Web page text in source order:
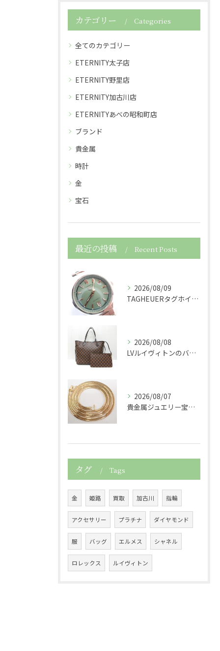
カテゴリー Categories
全てのカテゴリー
ETERNITY太子店
ETERNITY野里店
ETERNITY加古川店
ETERNITYあべの昭和町店
ブランド
貴金属
時計
金
宝石
最近の投稿 Recent Posts
2026/08/09
TAGHEUERタグホイヤーの時計カレラWBN2312自動巻...
2026/08/08
LVルイヴィトンのバッグダミエネヴァーフルショルダーバッグト...
2026/08/07
貴金属ジュエリー宝石750K18金製の喜平ネックレスを買取さ...
タグ Tags
金 姫路 買取 加古川 指輪
アクセサリー プラチナ ダイヤモンド
服 バッグ エルメス シャネル
ロレックス ルイヴィトン